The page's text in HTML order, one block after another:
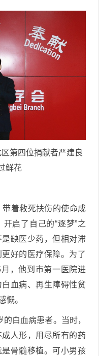
第四位捐献者严建良
鲜花
着救死扶伤的使命成
启了自己的“逐梦”之
缺医少药，但相对滞
好的医疗保障。为了
，他到市第一医院进
血病、再生障碍性贫
慨。
白血病患者。当时，
人形，用尽所有的药
骨髓移植。可小男孩